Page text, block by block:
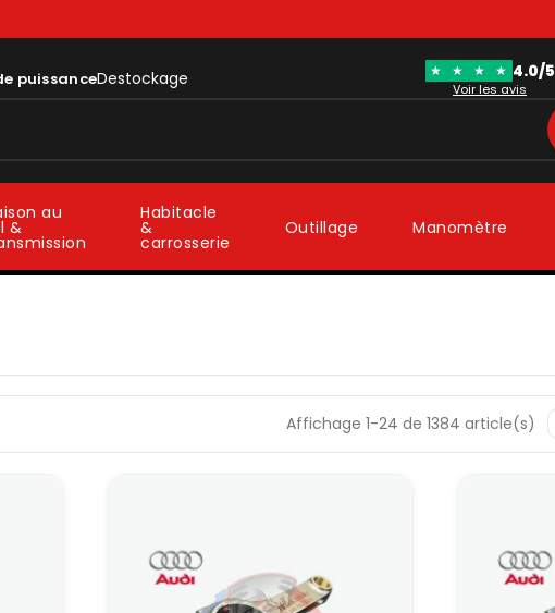
puissanceDestockage ★ ★ ★ ★ 4.0/5
Voir les avis
au
&
Habitacle
&
carrosserie
Outillage Manomètre
Affichage 1-24 de 1384 article(s)